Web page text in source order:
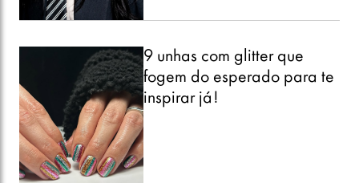
9 unhas com glitter que
fogem do esperado para te
inspirar já!